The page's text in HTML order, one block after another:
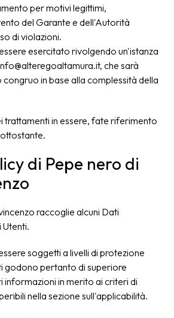
per motivi legittimi,
del Garante e dell'Autorità
di violazioni.
esercitato rivolgendo un'istanza
che sarà
in base alla complessità della
trattamenti in essere, fate riferimento
di Pepe nero di
raccoglie alcuni Dati
soggetti a livelli di protezione
godono pertanto di superiore
informazioni in merito ai criteri di
nella sezione sull'applicabilità.